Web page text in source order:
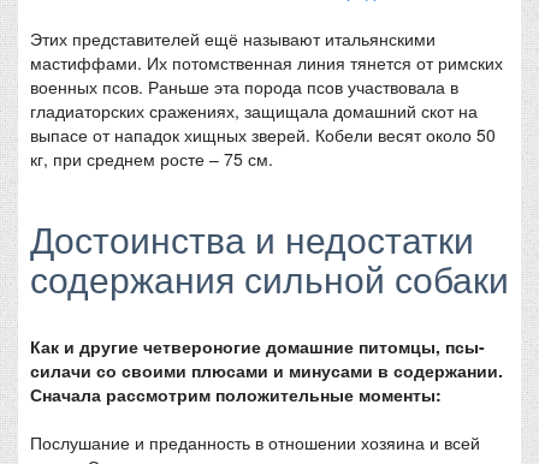
Этих представителей ещё называют итальянскими
мастиффами. Их потомственная линия тянется от римских
военных псов. Раньше эта порода псов участвовала в
гладиаторских сражениях, защищала домашний скот на
выпасе от нападок хищных зверей. Кобели весят около 50
кг, при среднем росте – 75 см.
Достоинства и недостатки
содержания сильной собаки
Как и другие четвероногие домашние питомцы, псы-
силачи со своими плюсами и минусами в содержании.
Сначала рассмотрим положительные моменты:
Послушание и преданность в отношении хозяина и всей